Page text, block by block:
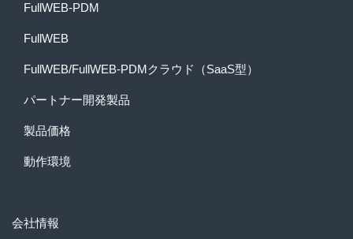
FullWEB-PDM
FullWEB
FullWEB/FullWEB-PDMクラウド（SaaS型）
パートナー開発製品
製品価格
動作環境
会社情報